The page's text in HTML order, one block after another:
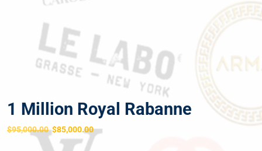
1 Million Royal Rabanne
$95,000.00 $85,000.00